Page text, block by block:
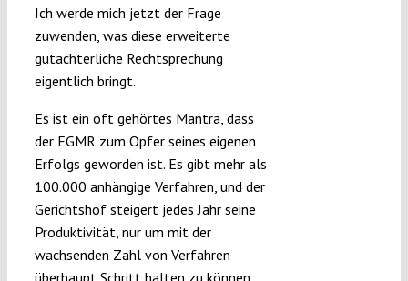
Ich werde mich jetzt der Frage
zuwenden, was diese erweiterte
gutachterliche Rechtsprechung
eigentlich bringt.
Es ist ein oft gehörtes Mantra, dass
der EGMR zum Opfer seines eigenen
Erfolgs geworden ist. Es gibt mehr als
100.000 anhängige Verfahren, und der
Gerichtshof steigert jedes Jahr seine
Produktivität, nur um mit der
wachsenden Zahl von Verfahren